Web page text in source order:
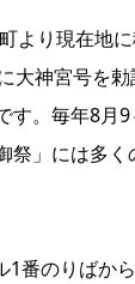
より現在地
大神宮号を
す。毎年8月
」には多く
1番のりばか